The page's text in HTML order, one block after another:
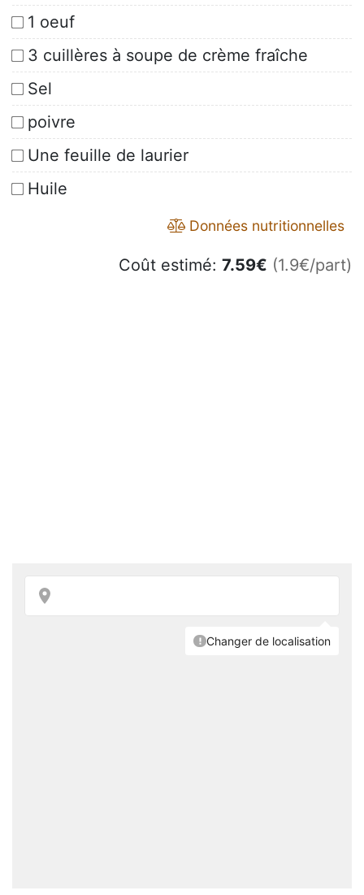
1 oeuf
3 cuillères à soupe de crème fraîche
Sel
poivre
Une feuille de laurier
Huile
Données nutritionnelles
Coût estimé: 7.59€ (1.9€/part)